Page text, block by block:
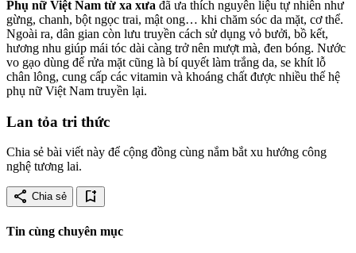
Phụ nữ Việt Nam từ xa xưa đã ưa thích nguyên liệu tự nhiên như
gừng, chanh, bột ngọc trai, mật ong… khi chăm sóc da mặt, cơ thể.
Ngoài ra, dân gian còn lưu truyền cách sử dụng vỏ bưởi, bồ kết,
hương nhu giúp mái tóc dài càng trở nên mượt mà, đen bóng. Nước
vo gạo dùng để rửa mặt cũng là bí quyết làm trắng da, se khít lỗ
chân lông, cung cấp các vitamin và khoáng chất được nhiều thế hệ
phụ nữ Việt Nam truyền lại.
Lan tỏa tri thức
Chia sẻ bài viết này để cộng đồng cùng nắm bắt xu hướng công
nghệ tương lai.
share Chia sẻ bookmark_add
Tin cùng chuyên mục